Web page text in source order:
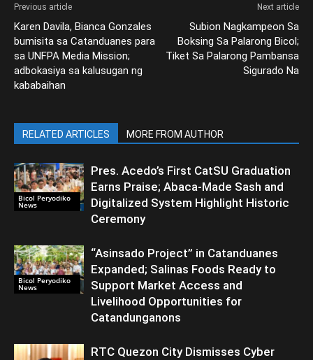
Previous article
Karen Davila, Bianca Gonzales
bumisita sa Catanduanes para
sa UNFPA Media Mission;
adbokasiya sa kalusugan ng
kababaihan
Next article
Subion Nagkampeon Sa
Boksing Sa Palarong Bicol;
Tiket Sa Palarong Pambansa
Sigurado Na
RELATED ARTICLES MORE FROM AUTHOR
Bicol Peryodiko
News
Pres. Acedo’s First CatSU Graduation
Earns Praise; Abaca-Made Sash and
Digitalized System Highlight Historic
Ceremony
Bicol Peryodiko
News
“Asinsado Project” in Catanduanes
Expanded; Salinas Foods Ready to
Support Market Access and
Livelihood Opportunities for
Catandunganons
RTC Quezon City Dismisses Cyber